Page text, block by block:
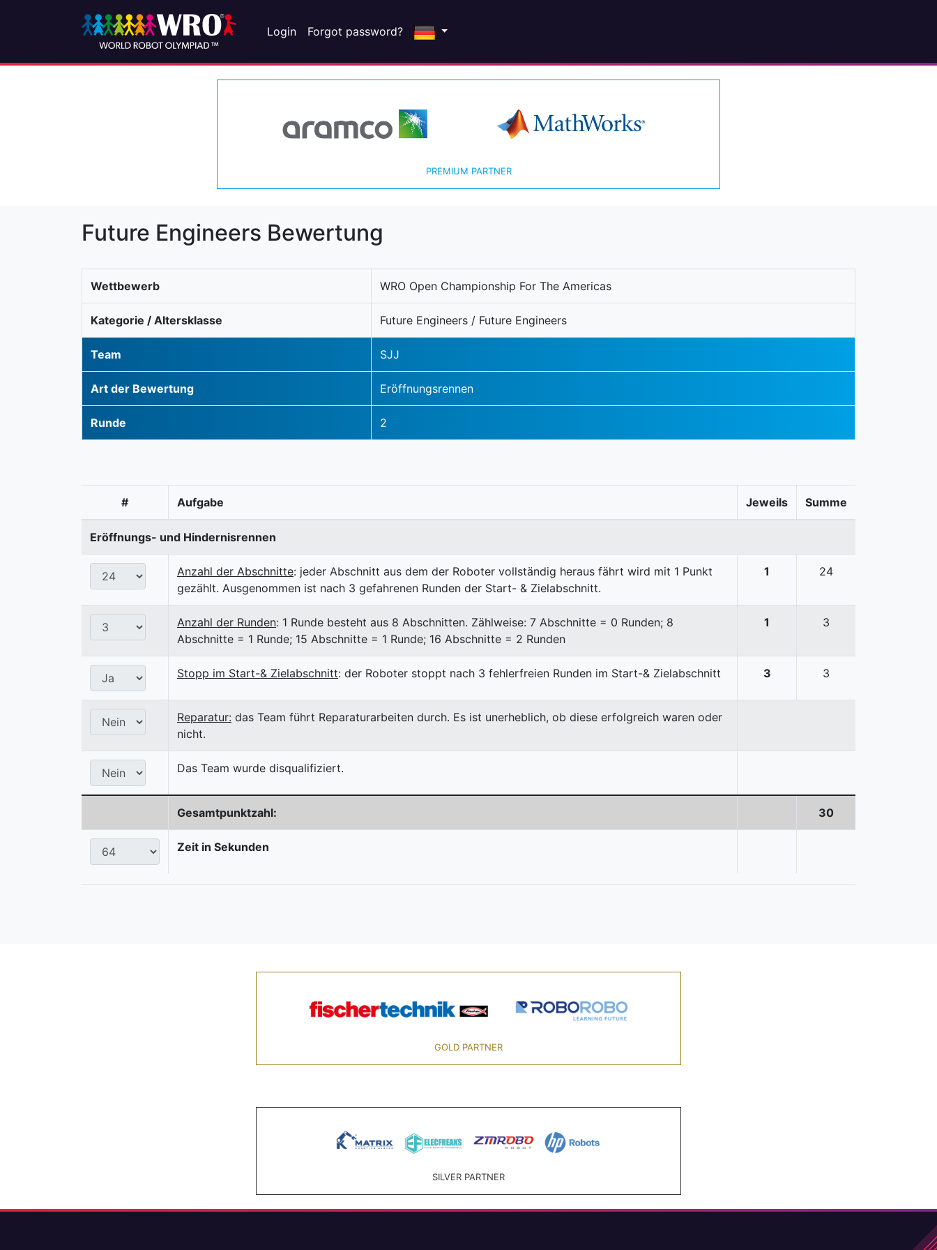
Login Forgot password?
PREMIUM PARTNER
Future Engineers Bewertung
Wettbewerb WRO Open Championship For The Americas
Kategorie / Altersklasse Future Engineers / Future Engineers
Team SJJ
Art der Bewertung Eröffnungsrennen
Runde 2
# Aufgabe Jeweils Summe
Eröffnungs- und Hindernisrennen
Anzahl der Abschnitte: jeder Abschnitt aus dem der Roboter vollständig heraus fährt wird mit 1 Punkt
gezählt. Ausgenommen ist nach 3 gefahrenen Runden der Start- & Zielabschnitt.
1 24
Anzahl der Runden: 1 Runde besteht aus 8 Abschnitten. Zählweise: 7 Abschnitte = 0 Runden; 8
Abschnitte = 1 Runde; 15 Abschnitte = 1 Runde; 16 Abschnitte = 2 Runden
1 3
Stopp im Start-& Zielabschnitt: der Roboter stoppt nach 3 fehlerfreien Runden im Start-& Zielabschnitt 3 3
Reparatur: das Team führt Reparaturarbeiten durch. Es ist unerheblich, ob diese erfolgreich waren oder
nicht.
Das Team wurde disqualifiziert.
Gesamtpunktzahl: 30
Zeit in Sekunden
GOLD PARTNER
SILVER PARTNER